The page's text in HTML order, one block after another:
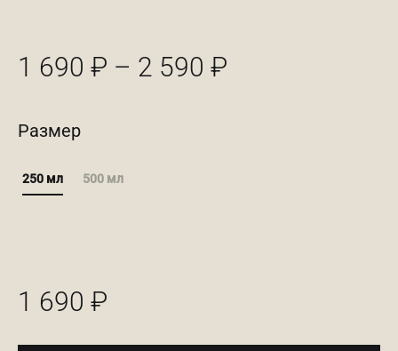
1 690 ₽ – 2 590 ₽
Размер
250 мл 500 мл
1 690 ₽